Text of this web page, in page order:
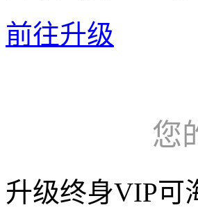
前往升级
您
升级终身VIP可